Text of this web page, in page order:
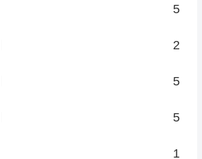
5
2
5
5
1